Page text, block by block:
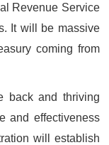
Revenue Service
It will be massive
coming from
back and thriving
and effectiveness
will establish